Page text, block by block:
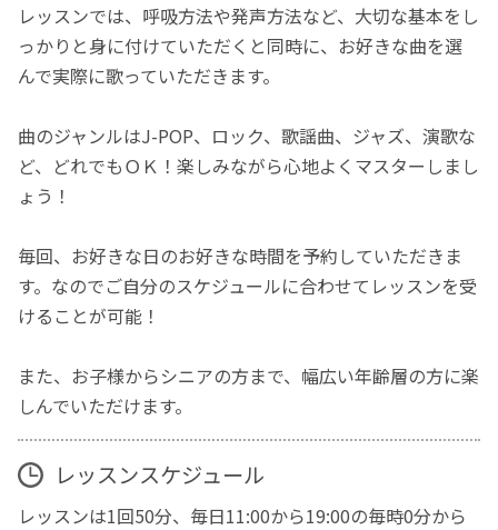
レッスンでは、呼吸方法や発声方法など、大切な基本をし
っかりと身に付けていただくと同時に、お好きな曲を選
んで実際に歌っていただきます。
曲のジャンルはJ-POP、ロック、歌謡曲、ジャズ、演歌な
ど、どれでもＯＫ！楽しみながら心地よくマスターしまし
ょう！
毎回、お好きな日のお好きな時間を予約していただきま
す。なのでご自分のスケジュールに合わせてレッスンを受
けることが可能！
また、お子様からシニアの方まで、幅広い年齢層の方に楽
しんでいただけます。
レッスンスケジュール
レッスンは1回50分、毎日11:00から19:00の毎時0分から